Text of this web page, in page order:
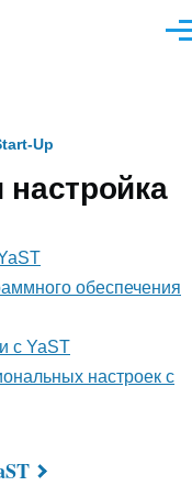
Up
настройка
обеспечения
с YaST
настроек с